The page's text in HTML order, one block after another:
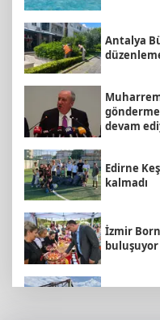
Antalya
devam
Edirne
kalmadı
İzmir
buluşuyor